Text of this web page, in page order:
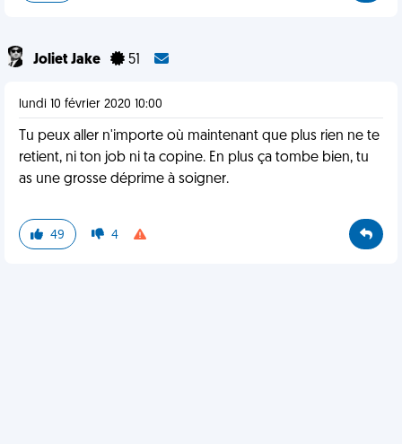
Joliet Jake 51
lundi 10 février 2020 10:00
Tu peux aller n'importe où maintenant que plus rien ne te
retient, ni ton job ni ta copine. En plus ça tombe bien, tu
as une grosse déprime à soigner.
49 4